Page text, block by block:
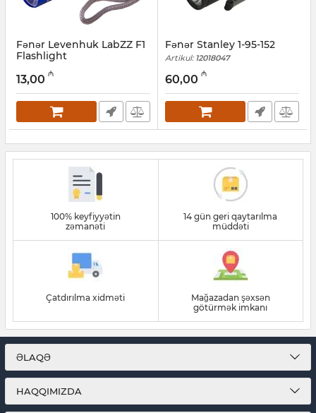
Fənər Levenhuk LabZZ F1
Flashlight
017026242
13,00 ₼
Fənər Stanley 1-95-152
Artikul: 12018047
60,00 ₼
100% keyfiyyətin
zəmanəti
14 gün geri qaytarılma
müddəti
Çatdırılma xidməti
Mağazadan şəxsən
götürmək imkanı
ƏLAQƏ
HAQQIMIZDA